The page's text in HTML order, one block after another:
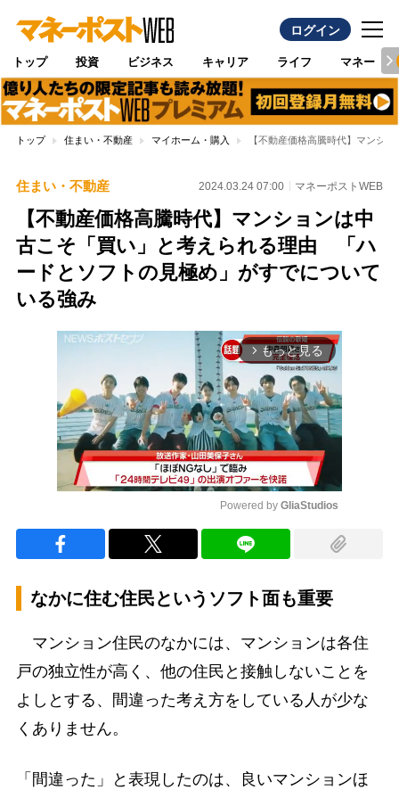
ログイン
トップ 投資 ビジネス キャリア ライフ マネー
トップ 住まい・不動産 マイホーム・購入 【不動産価格高騰時代】マンシ
住まい・不動産 2024.03.24 07:00 マネーポストWEB
【不動産価格高騰時代】マンションは中
古こそ「買い」と考えられる理由 「ハ
ードとソフトの見極め」がすでについて
いる強み
arrow_forward_ios もっと見る
Powered by GliaStudios
なかに住む住民というソフト面も重要
マンション住民のなかには、マンションは各住
戸の独立性が高く、他の住民と接触しないことを
よしとする、間違った考え方をしている人が少な
くありません。
「間違った」と表現したのは、良いマンションほ